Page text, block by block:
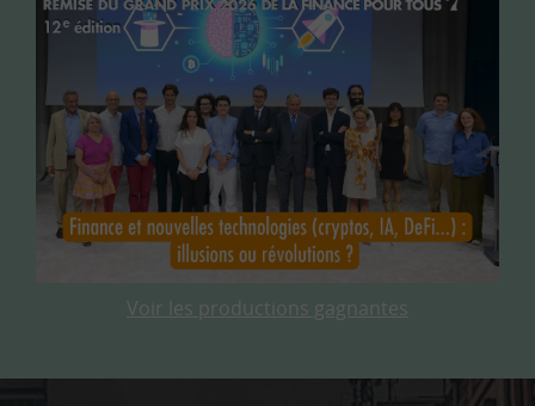
Voir les productions gagnantes